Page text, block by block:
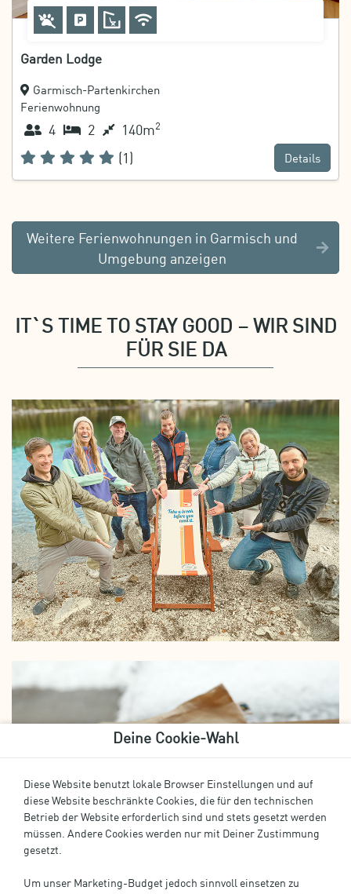
Haustiere erlaubt
Privatparkplatz
WLAN
Garden Lodge
Garmisch-Partenkirchen
Ferienwohnung
4 2 140m2
Details
(1)
Weitere Ferienwohnungen in Garmisch und
Umgebung anzeigen
IT`S TIME TO STAY GOOD – WIR SIND
FÜR SIE DA
Deine Cookie-Wahl
Diese Website benutzt lokale Browser Einstellungen und auf
diese Website beschränkte Cookies, die für den technischen
Betrieb der Website erforderlich sind und stets gesetzt werden
müssen. Andere Cookies werden nur mit Deiner Zustimmung
gesetzt.
Um unser Marketing-Budget jedoch sinnvoll einsetzen zu